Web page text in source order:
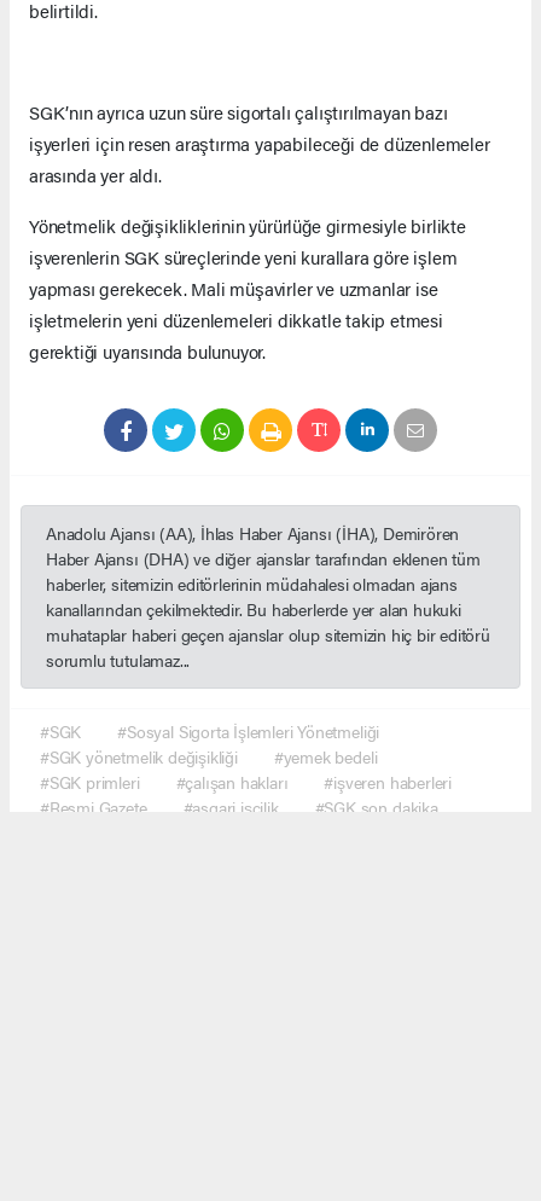
belirtildi.
SGK’nın ayrıca uzun süre sigortalı çalıştırılmayan bazı
işyerleri için resen araştırma yapabileceği de düzenlemeler
arasında yer aldı.
Yönetmelik değişikliklerinin yürürlüğe girmesiyle birlikte
işverenlerin SGK süreçlerinde yeni kurallara göre işlem
yapması gerekecek. Mali müşavirler ve uzmanlar ise
işletmelerin yeni düzenlemeleri dikkatle takip etmesi
gerektiği uyarısında bulunuyor.
Anadolu Ajansı (AA), İhlas Haber Ajansı (İHA), Demirören
Haber Ajansı (DHA) ve diğer ajanslar tarafından eklenen tüm
haberler, sitemizin editörlerinin müdahalesi olmadan ajans
kanallarından çekilmektedir. Bu haberlerde yer alan hukuki
muhataplar haberi geçen ajanslar olup sitemizin hiç bir editörü
sorumlu tutulamaz...
#SGK
#Sosyal Sigorta İşlemleri Yönetmeliği
#SGK yönetmelik değişikliği
#yemek bedeli
#SGK primleri
#çalışan hakları
#işveren haberleri
#Resmi Gazete
#asgari işçilik
#SGK son dakika